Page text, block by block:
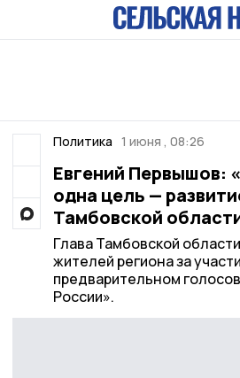
Политика 1 июня , 08:26
Евгений Первышов:
одна цель —
Тамбовской
Глава Тамбовской
жителей региона за
предварительном
России».